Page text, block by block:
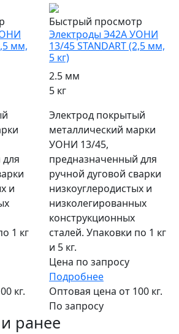
мм,
и
1 кг
кг.
Быстрый просмотр
Электроды Э42А УОНИ
13/45 STANDART (2,5 мм,
5 кг)
2.5 мм
5 кг
Электрод покрытый
металлический марки
УОНИ 13/45,
предназначенный для
ручной дуговой сварки
низкоуглеродистых и
низколегированных
конструкционных
сталей. Упаковки по 1 кг
и 5 кг.
Цена по запросу
Подробнее
Оптовая цена от 100 кг.
По запросу
ранее